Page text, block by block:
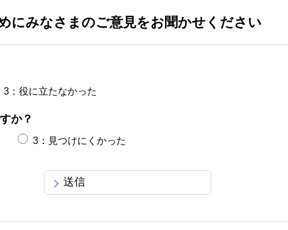
にみなさまのご意見をお聞かせください
3：役に立たなかった
か？
3：見つけにくかった